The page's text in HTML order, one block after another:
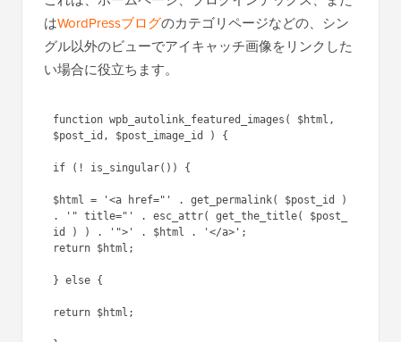
これは、ホームページ、ブログインデックス、また
は WordPressブログ のカテゴリページなどの、シン
グル以外のビューでアイキャッチ画像をリンクした
い場合に役立ちます。
function wpb_autolink_featured_images( $html,
$html = '<a href="' . get_permalink( $post_id )
. '" title="' . esc_attr( get_the_title( $post_
id ) ) . '">' . $html . '</a>';